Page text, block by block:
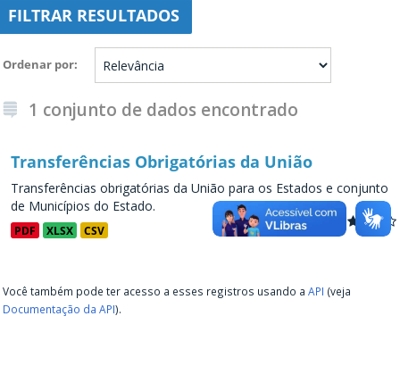
FILTRAR RESULTADOS
Ordenar por
1 conjunto de dados encontrado
Transferências Obrigatórias da União
Transferências obrigatórias da União para os Estados e conjunto
de Municípios do Estado.
PDF XLSX CSV
Você também pode ter acesso a esses registros usando a API (veja
Documentação da API).